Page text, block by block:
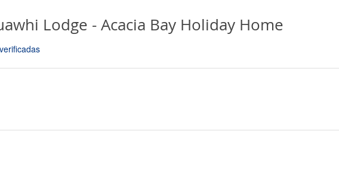
Lodge - Acacia Bay Holiday Home